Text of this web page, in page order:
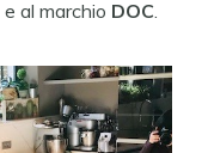
e al marchio DOC